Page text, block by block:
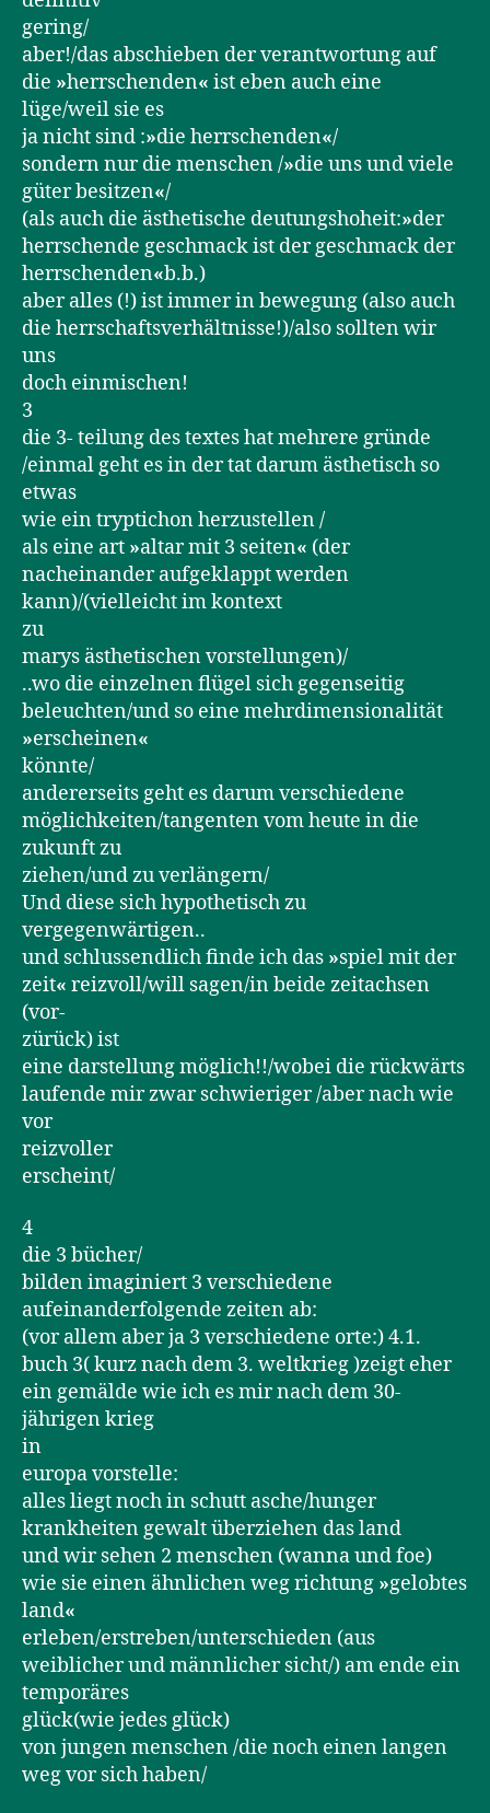
gering/
aber!/das abschieben der verantwortung auf
die »herrschenden« ist eben auch eine
lüge/weil sie es
ja nicht sind :»die herrschenden«/
sondern nur die menschen /»die uns und viele
güter besitzen«/
(als auch die ästhetische deutungshoheit:»der
herrschende geschmack ist der geschmack der
herrschenden«b.b.)
aber alles (!) ist immer in bewegung (also auch
die herrschaftsverhältnisse!)/also sollten wir
uns
doch einmischen!
3
die 3- teilung des textes hat mehrere gründe
/einmal geht es in der tat darum ästhetisch so
etwas
wie ein tryptichon herzustellen /
als eine art »altar mit 3 seiten« (der
nacheinander aufgeklappt werden
kann)/(vielleicht im kontext
zu
marys ästhetischen vorstellungen)/
..wo die einzelnen flügel sich gegenseitig
beleuchten/und so eine mehrdimensionalität
»erscheinen«
könnte/
andererseits geht es darum verschiedene
möglichkeiten/tangenten vom heute in die
zukunft zu
ziehen/und zu verlängern/
Und diese sich hypothetisch zu
vergegenwärtigen..
und schlussendlich finde ich das »spiel mit der
zeit« reizvoll/will sagen/in beide zeitachsen
(vor-
zürück) ist
eine darstellung möglich!!/wobei die rückwärts
laufende mir zwar schwieriger /aber nach wie
vor
reizvoller
erscheint/
4
die 3 bücher/
bilden imaginiert 3 verschiedene
aufeinanderfolgende zeiten ab:
(vor allem aber ja 3 verschiedene orte:) 4.1.
buch 3( kurz nach dem 3. weltkrieg )zeigt eher
ein gemälde wie ich es mir nach dem 30-
jährigen krieg
in
europa vorstelle:
alles liegt noch in schutt asche/hunger
krankheiten gewalt überziehen das land
und wir sehen 2 menschen (wanna und foe)
wie sie einen ähnlichen weg richtung »gelobtes
land«
erleben/erstreben/unterschieden (aus
weiblicher und männlicher sicht/) am ende ein
temporäres
glück(wie jedes glück)
von jungen menschen /die noch einen langen
weg vor sich haben/